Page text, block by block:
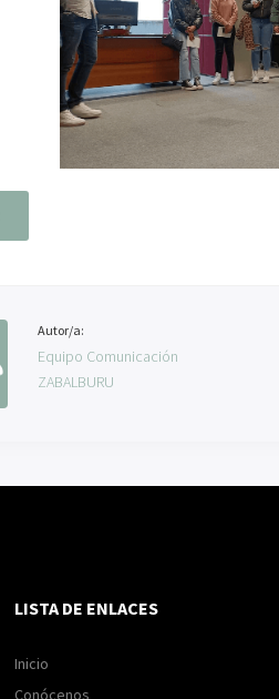
Autor/a:
Equipo Comunicación
ZABALBURU
LISTA DE ENLACES
Inicio
Conócenos